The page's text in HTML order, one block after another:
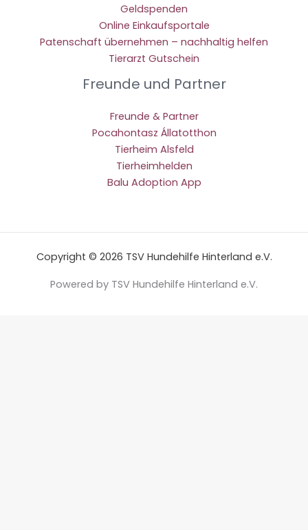
Geldspenden
Online Einkaufsportale
Patenschaft übernehmen – nachhaltig helfen
Tierarzt Gutschein
Freunde und Partner
Freunde & Partner
Pocahontasz Állatotthon
Tierheim Alsfeld
Tierheimhelden
Balu Adoption App
Copyright © 2026 TSV Hundehilfe Hinterland e.V.
Powered by TSV Hundehilfe Hinterland e.V.